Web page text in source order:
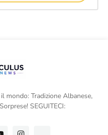
mondo: Tradizione Albanese,
SEGUITECI: